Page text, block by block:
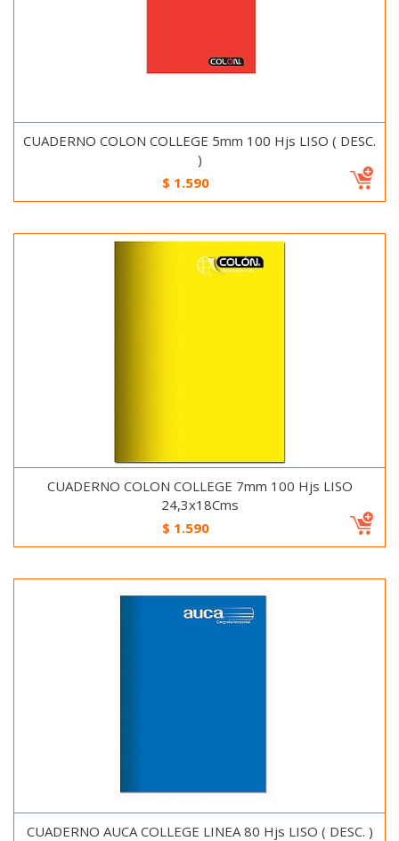
CUADERNO COLON COLLEGE 5mm 100 Hjs LISO ( DESC.
)
$ 1.590
CUADERNO COLON COLLEGE 7mm 100 Hjs LISO
24,3x18Cms
$ 1.590
CUADERNO AUCA COLLEGE LINEA 80 Hjs LISO ( DESC. )